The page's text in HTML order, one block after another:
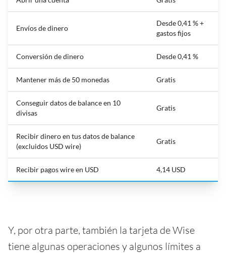
Envíos de dinero
Desde 0,41 % +
gastos fijos
Conversión de dinero Desde 0,41 %
Mantener más de 50 monedas Gratis
Conseguir datos de balance en 10
divisas
Gratis
Recibir dinero en tus datos de balance
(excluidos USD wire)
Gratis
Recibir pagos wire en USD 4,14 USD
Y, por otra parte, también la tarjeta de Wise
tiene algunas operaciones y algunos límites a